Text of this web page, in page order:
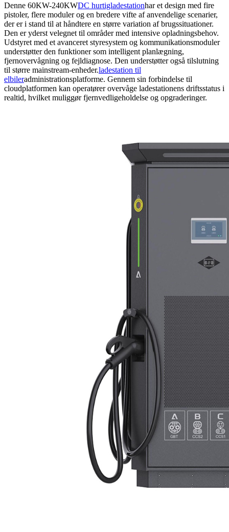
Denne 60KW-240KWDC hurtigladestationhar et design med fire
pistoler, flere moduler og en bredere vifte af anvendelige scenarier,
der er i stand til at håndtere en større variation af brugssituationer.
Den er yderst velegnet til områder med intensive opladningsbehov.
Udstyret med et avanceret styresystem og kommunikationsmoduler
understøtter den funktioner som intelligent planlægning,
fjernovervågning og fejldiagnose. Den understøtter også tilslutning
til større mainstream-enheder.ladestation til
elbileradministrationsplatforme. Gennem sin forbindelse til
cloudplatformen kan operatører overvåge ladestationens driftsstatus i
realtid, hvilket muliggør fjernvedligeholdelse og opgraderinger.